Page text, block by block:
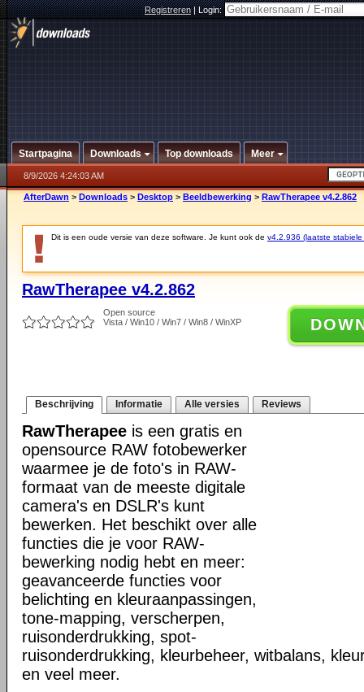
Registreren|Login:
Startpagina Downloads Top downloads Meer
8/9/2026 4:24:03 AM
AfterDawn > Downloads > Desktop > Beeldbewerking > RawTherapee v4.2.862
Dit is een oude versie van deze software. Je kunt ook de v4.2.936 (laatste stabiele
RawTherapee v4.2.862
Open source
Vista / Win10 / Win7 / Win8 / WinXP
Beschrijving Informatie Alle versies Reviews
RawTherapee is een gratis en
opensource RAW fotobewerker
waarmee je de foto's in RAW-
formaat van de meeste digitale
camera's en DSLR's kunt
bewerken. Het beschikt over alle
functies die je voor RAW-
bewerking nodig hebt en meer:
geavanceerde functies voor
belichting en kleuraanpassingen,
tone-mapping, verscherpen,
ruisonderdrukking, spot-
ruisonderdrukking, kleurbeheer, witbalans,
en veel meer.